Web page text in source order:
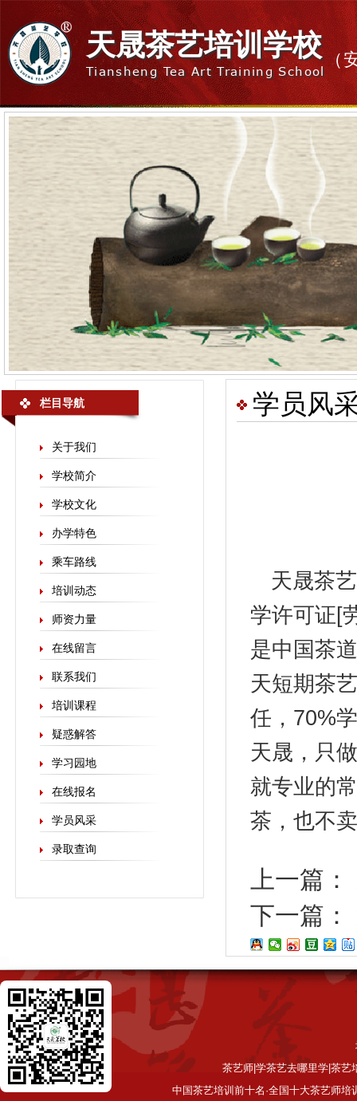
天晟茶艺培训学校
Tiansheng Tea Art Training School
（
栏目导航
关于我们
学校简介
学校文化
办学特色
乘车路线
培训动态
师资力量
在线留言
联系我们
培训课程
疑惑解答
学习园地
在线报名
学员风采
录取查询
学员风
天晟茶
学许可证[
是中国茶
天短期茶
任，70%
天晟，只
就专业的
茶，也不
上一篇：
下一篇：
茶艺师|学茶艺去哪里学|茶艺
中国茶艺培训前十名·全国十大茶艺师培